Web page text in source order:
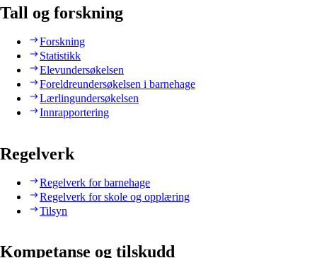
Tall og forskning
Forskning
Statistikk
Elevundersøkelsen
Foreldreundersøkelsen i barnehage
Lærlingundersøkelsen
Innrapportering
Regelverk
Regelverk for barnehage
Regelverk for skole og opplæring
Tilsyn
Kompetanse og tilskudd